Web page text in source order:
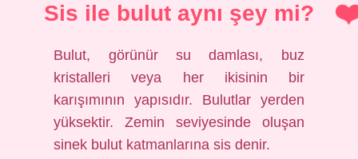
Sis ile bulut aynı şey mi?
Bulut, görünür su damlası, buz
kristalleri veya her ikisinin bir
karışımının yapısıdır. Bulutlar yerden
yüksektir. Zemin seviyesinde oluşan
sinek bulut katmanlarına sis denir.